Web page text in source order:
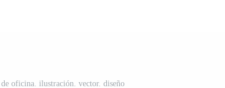
oficina. ilustración. vector. diseño